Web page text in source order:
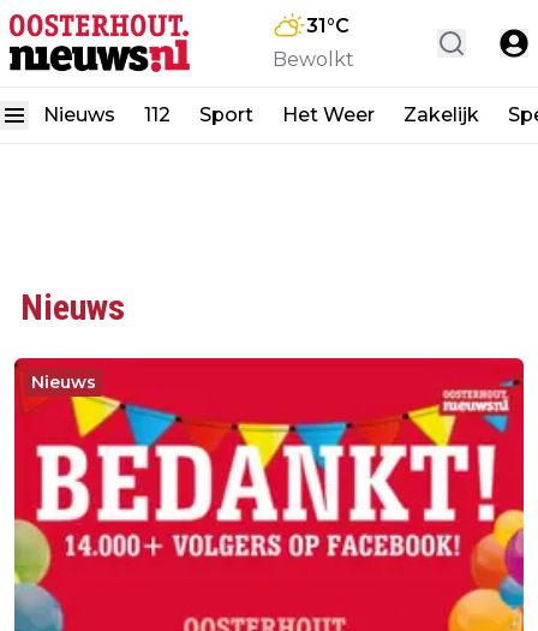
31°C
Bewolkt
Nieuws 112 Sport Het Weer Zakelijk
Nieuws
Nieuws